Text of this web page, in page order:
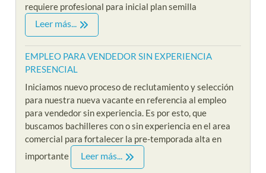
requiere profesional para inicial plan semilla
Leer más...
EMPLEO PARA VENDEDOR SIN EXPERIENCIA
PRESENCIAL
Iniciamos nuevo proceso de reclutamiento y selección
para nuestra nueva vacante en referencia al empleo
para vendedor sin experiencia. Es por esto, que
buscamos bachilleres con o sin experiencia en el area
comercial para fortalecer la pre-temporada alta en
importante
Leer más...